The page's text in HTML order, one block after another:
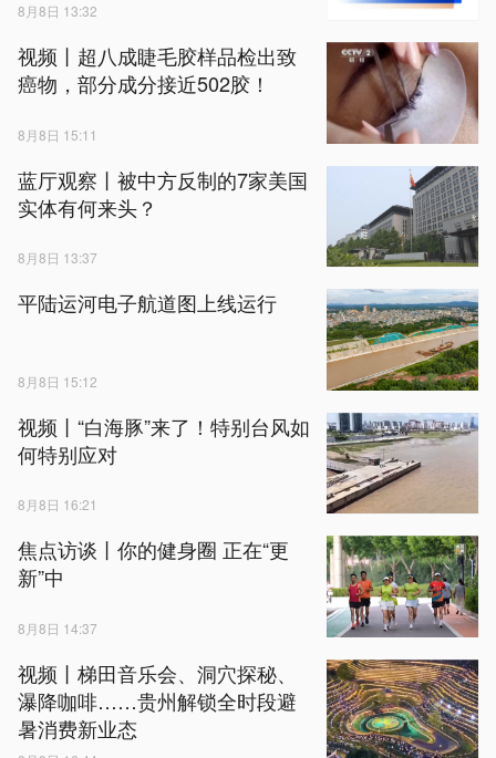
8月8日 13:32
视频丨超八成睫毛胶样品检出致
癌物，部分成分接近502胶！
8月8日 15:11
蓝厅观察丨被中方反制的7家美国
实体有何来头？
8月8日 13:37
平陆运河电子航道图上线运行
8月8日 15:12
视频丨“白海豚”来了！特别台风如
何特别应对
8月8日 16:21
焦点访谈丨你的健身圈 正在“更
新”中
8月8日 14:37
视频丨梯田音乐会、洞穴探秘、
瀑降咖啡……贵州解锁全时段避
暑消费新业态